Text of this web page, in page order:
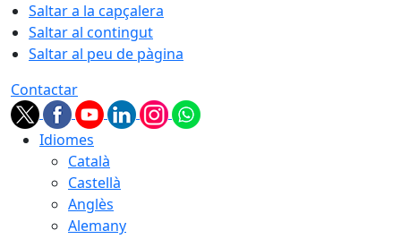
Saltar a la capçalera
Saltar al contingut
Saltar al peu de pàgina
Contactar
Idiomes
Català
Castellà
Anglès
Alemany